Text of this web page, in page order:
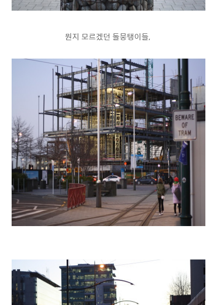
뭔지 모르겠던 돌뭉탱이들,